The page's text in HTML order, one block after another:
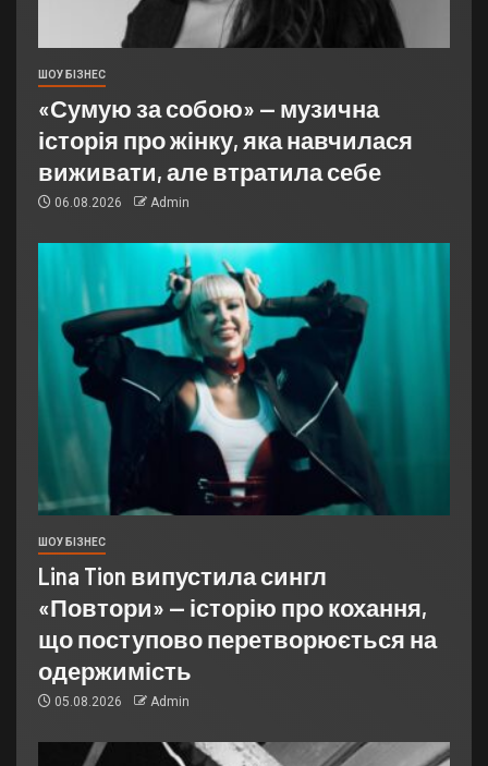
ШОУ БІЗНЕС
«Сумую за собою» — музична
історія про жінку, яка навчилася
виживати, але втратила себе
06.08.2026 Admin
ШОУ БІЗНЕС
Lina Tion випустила сингл
«Повтори» — історію про кохання,
що поступово перетворюється на
одержимість
05.08.2026 Admin